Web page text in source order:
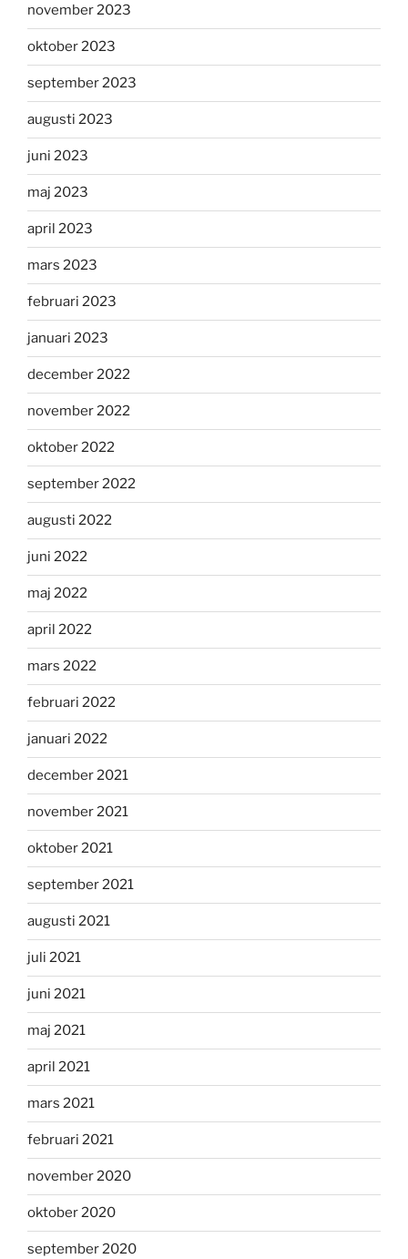
november 2023
oktober 2023
september 2023
augusti 2023
juni 2023
maj 2023
april 2023
mars 2023
februari 2023
januari 2023
december 2022
november 2022
oktober 2022
september 2022
augusti 2022
juni 2022
maj 2022
april 2022
mars 2022
februari 2022
januari 2022
december 2021
november 2021
oktober 2021
september 2021
augusti 2021
juli 2021
juni 2021
maj 2021
april 2021
mars 2021
februari 2021
november 2020
oktober 2020
september 2020